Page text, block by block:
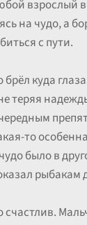
взрослый
на чудо, а
с пути.
куда
то
было в
рыбакам